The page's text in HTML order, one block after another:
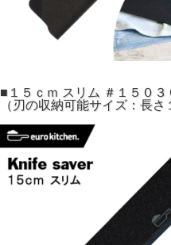
■１５ｃｍ スリム ＃１５０３
（刃の収納可能サイズ：長さ